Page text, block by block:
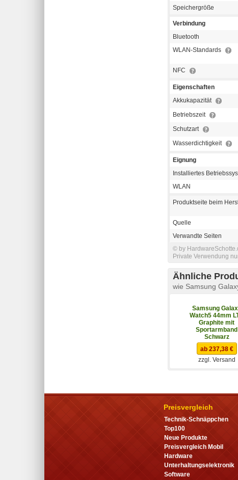
Speichergröße
Verbindung
Bluetooth
WLAN-Standards
NFC
Eigenschaften
Akkukapazität
Betriebszeit
Schutzart
Wasserdichtigkeit
Eignung
Installiertes
WLAN
Produktseite beim
Quelle
Verwandte Seiten
© by
Private Verwendung
Ähnliche
wie Samsung
Samsung
Watch5 44mm
Graphite mit
Sportarmband
Schwarz
ab 237,38 €
zzgl. Versand
Preisvergleich
Technik-Schnäppchen
Top100
Neue Produkte
Preisvergleich Mobil
Hardware
Unterhaltungselektronik
Software